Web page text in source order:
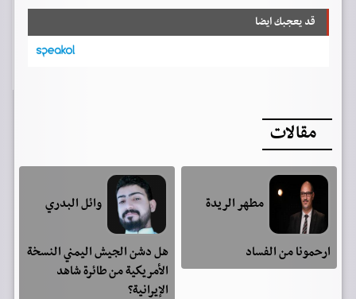
قد يعجبك ايضا
مقالات
مطهر الريدة
ارحمونا من الفساد
وائل البدري
هل دشن الجيش اليمني النسخة
الأمريكية من طائرة شاهد
الإيرانية؟